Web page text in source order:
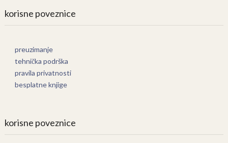
korisne poveznice
preuzimanje
tehnička podrška
pravila privatnosti
besplatne knjige
korisne poveznice